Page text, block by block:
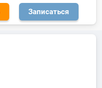
Записаться